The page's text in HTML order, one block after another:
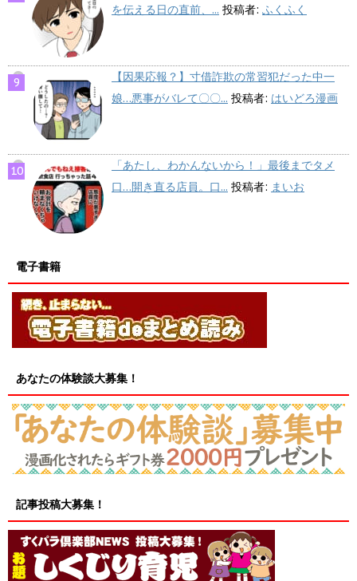
を伝える日の直前、... 投稿者: ふくふく
【因果応報？】寸借詐欺の常習犯だった中一
娘…悪事がバレて〇〇... 投稿者: はいどろ漫画
「あたし、わかんないから！」最後までタメ
口…開き直る店員。口... 投稿者: まいお
電子書籍
あなたの体験談大募集！
記事投稿大募集！